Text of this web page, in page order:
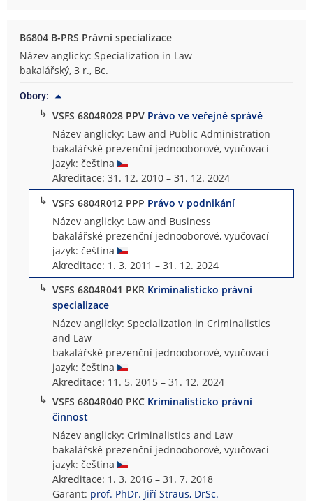
B6804 B-PRS Právní specializace
Název anglicky: Specialization in Law
bakalářský, 3 r., Bc.
Obory:
↳ VSFS 6804R028 PPV Právo ve veřejné správě
Název anglicky: Law and Public Administration
bakalářské prezenční jednooborové, vyučovací
jazyk: čeština
Akreditace: 31. 12. 2010 – 31. 12. 2024
↳ VSFS 6804R012 PPP Právo v podnikání
Název anglicky: Law and Business
bakalářské prezenční jednooborové, vyučovací
jazyk: čeština
Akreditace: 1. 3. 2011 – 31. 12. 2024
↳ VSFS 6804R041 PKR Kriminalisticko právní
specializace
Název anglicky: Specialization in Criminalistics
and Law
bakalářské prezenční jednooborové, vyučovací
jazyk: čeština
Akreditace: 11. 5. 2015 – 31. 12. 2024
↳ VSFS 6804R040 PKC Kriminalisticko právní
činnost
Název anglicky: Criminalistics and Law
bakalářské prezenční jednooborové, vyučovací
jazyk: čeština
Akreditace: 1. 3. 2016 – 31. 7. 2018
Garant: prof. PhDr. Jiří Straus, DrSc.